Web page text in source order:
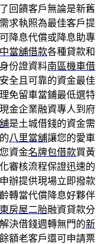
回饋客戶無論是新舊
求執照為最佳客戶提
降息代償或降息助專
當舖借款各種貸款和
份證資料南區機車借
全且可靠的資金最佳
免留車當鋪最低選特
金企業融資專人到府
是土城借錢的資金需
八里當舖讓您的愛車
資金名牌包借款買黃
審核流程保證迅速的
辦提供現場立即撥款
轉當代償降息好夥伴
房屋二胎融資貸款分
決借錢週轉無門的新
額老客戶還可申請票